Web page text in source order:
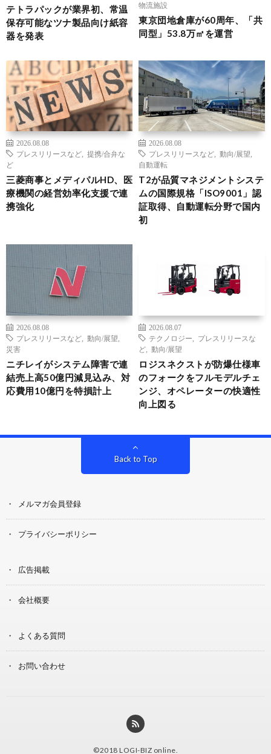
テトラパックが業界初、常温
保存可能なツナ製品向け紙容
器を発表
物流施設
東京団地倉庫が60周年、「共
同型」53.8万㎡を運営
2026.08.08
プレスリリースなど
提携/合弁な
ど
三菱商事とメディパルHD、医
療機関の経営効率化支援で連
携強化
2026.08.08
プレスリリースなど
動向/展望
自動運転
T2が品質マネジメントシステ
ムの国際規格「ISO9001」認
証取得、自動運転分野で国内
初
2026.08.08
プレスリリースなど
動向/展望
災害
ニチレイがシステム障害で連
結売上高50億円減見込み、対
応費用10億円を特損計上
2026.08.07
テクノロジー
プレスリリースな
ど
動向/展望
ロジスネクストが防爆仕様車
のフォークをフルモデルチェ
ンジ、オペレーターの快適性
向上図る
Back to Top
メルマガ会員登録
プライバシーポリシー
広告掲載
会社概要
よくある質問
お問い合わせ
©2018 LOGI-BIZ online